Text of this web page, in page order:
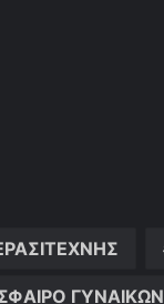
ΓΥΝΑΙΚΩΝ